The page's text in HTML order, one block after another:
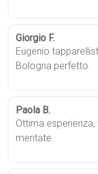
Giorgio F.
Eugenio
Bologna perfetto.
Paola B.
Ottima
meritate.